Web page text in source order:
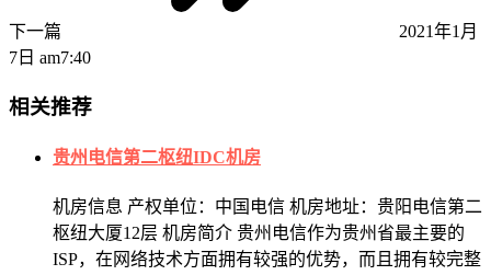
下一篇
2021年1月
7日 am7:40
相关推荐
贵州电信第二枢纽IDC机房
机房信息 产权单位：中国电信 机房地址：贵阳电信第二
枢纽大厦12层 机房简介 贵州电信作为贵州省最主要的
ISP，在网络技术方面拥有较强的优势，而且拥有较完整